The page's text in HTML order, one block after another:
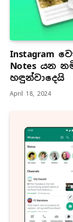
Instagram
Notes යන
හඳුන්වාදෙයි
April 18, 2024